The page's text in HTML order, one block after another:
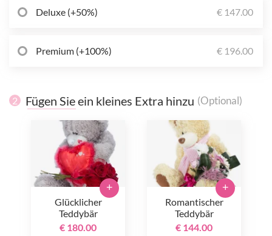
Deluxe (+50%) € 147.00
Premium (+100%) € 196.00
2 Fügen Sie ein kleines Extra hinzu (Optional)
Glücklicher
Teddybär
€ 180.00
+
Romantischer
Teddybär
€ 144.00
+